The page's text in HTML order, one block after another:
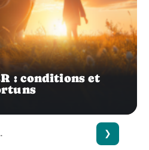
: conditions et